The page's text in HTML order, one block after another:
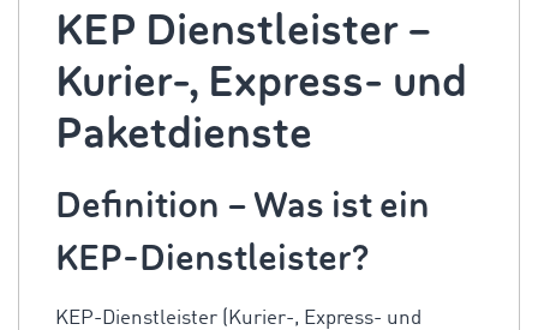
KEP Dienstleister –
Kurier-, Express- und
Paketdienste
Definition – Was ist ein
KEP-Dienstleister?
KEP-Dienstleister (Kurier-, Express- und